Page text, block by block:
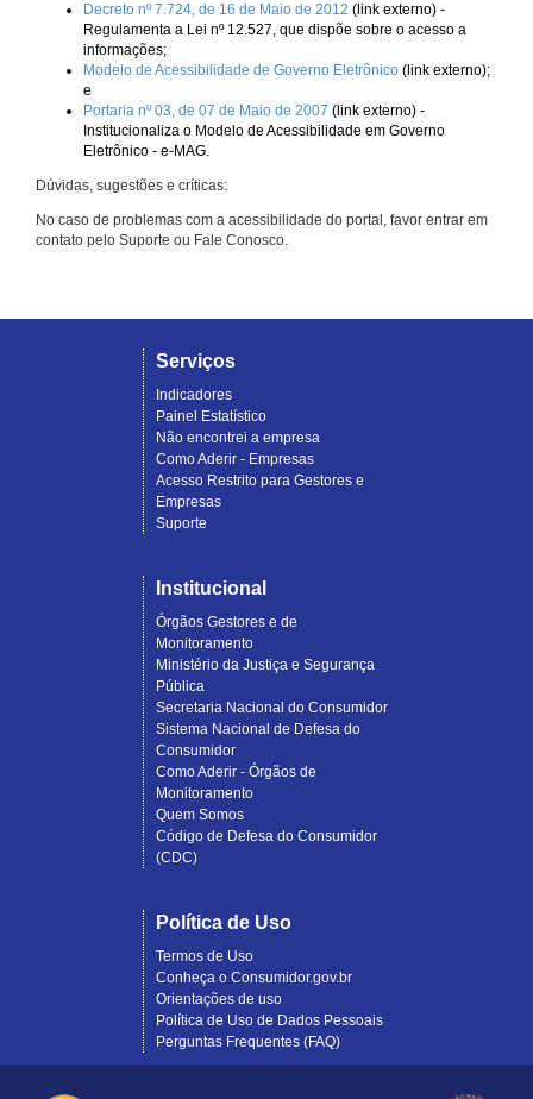
Decreto nº 7.724, de 16 de Maio de 2012 (link externo) -
Regulamenta a Lei nº 12.527, que dispõe sobre o acesso a
informações;
Modelo de Acessibilidade de Governo Eletrônico (link externo);
e
Portaria nº 03, de 07 de Maio de 2007 (link externo) -
Institucionaliza o Modelo de Acessibilidade em Governo
Eletrônico - e-MAG.
Dúvidas, sugestões e críticas:
No caso de problemas com a acessibilidade do portal, favor entrar em
contato pelo Suporte ou Fale Conosco.
Serviços
Indicadores
Painel Estatístico
Não encontrei a empresa
Como Aderir - Empresas
Acesso Restrito para Gestores e
Empresas
Suporte
Institucional
Órgãos Gestores e de
Monitoramento
Ministério da Justiça e Segurança
Pública
Secretaria Nacional do Consumidor
Sistema Nacional de Defesa do
Consumidor
Como Aderir - Órgãos de
Monitoramento
Quem Somos
Código de Defesa do Consumidor
(CDC)
Política de Uso
Termos de Uso
Conheça o Consumidor.gov.br
Orientações de uso
Política de Uso de Dados Pessoais
Perguntas Frequentes (FAQ)